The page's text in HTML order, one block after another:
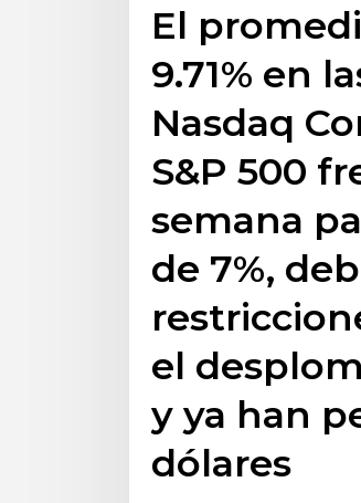
El
9.71% en
Nasdaq
S&P 500
semana
de 7%,
el
y ya han
dólares